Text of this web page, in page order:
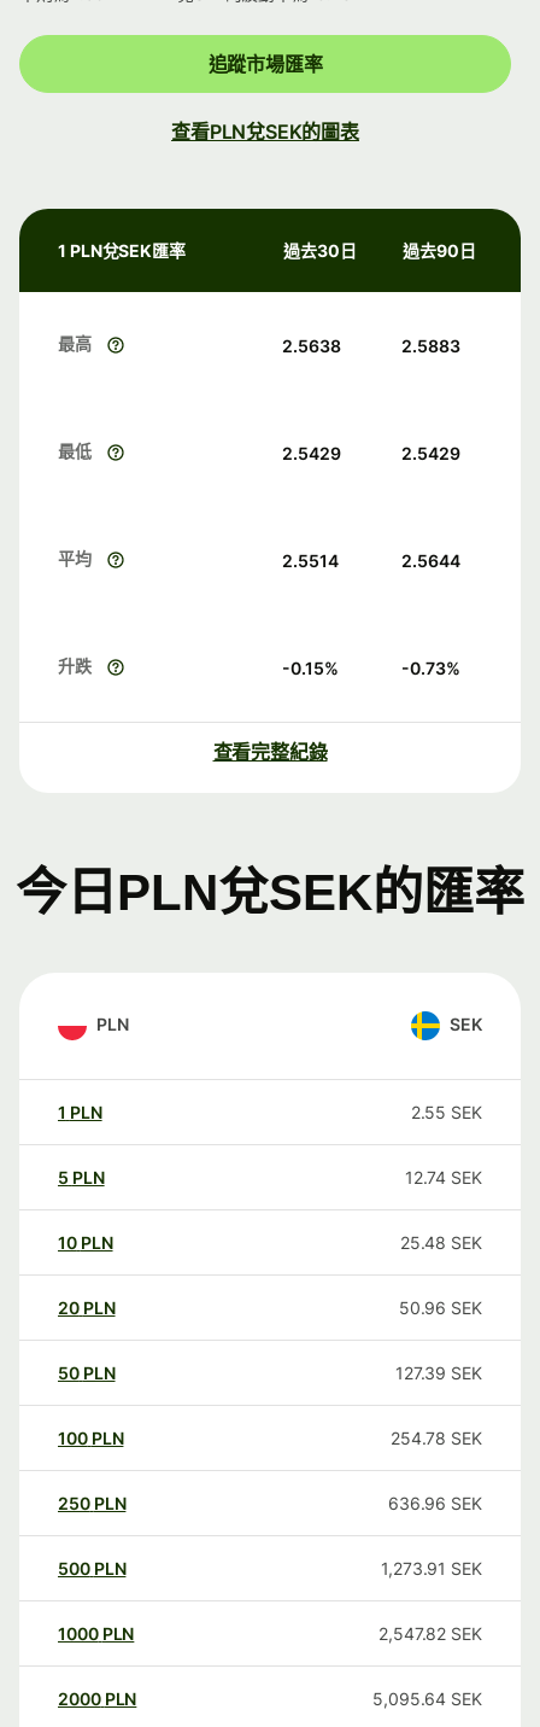
追蹤市場匯率
查看PLN兌SEK的圖表
1 PLN兌SEK匯率 過去30日 過去90日
最高 2.5638 2.5883
最低 2.5429 2.5429
平均 2.5514 2.5644
升跌 -0.15% -0.73%
查看完整紀錄
今日PLN兌SEK的匯率
PLN SEK
1 PLN 2.55 SEK
5 PLN 12.74 SEK
10 PLN 25.48 SEK
20 PLN 50.96 SEK
50 PLN 127.39 SEK
100 PLN 254.78 SEK
250 PLN 636.96 SEK
500 PLN 1,273.91 SEK
1000 PLN 2,547.82 SEK
2000 PLN 5,095.64 SEK